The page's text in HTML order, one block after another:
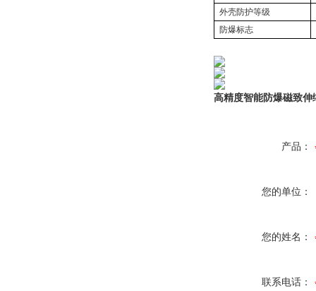
外壳防护等级
防爆标志
高精度智能防爆磁致伸
产品：
您的单位：
您的姓名：
联系电话：